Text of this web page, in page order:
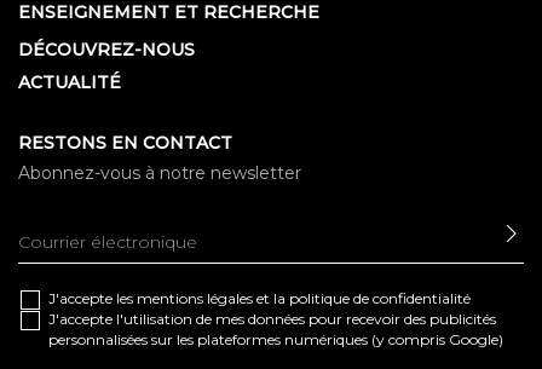
ENSEIGNEMENT ET RECHERCHE
DÉCOUVREZ-NOUS
ACTUALITÉ
RESTONS EN CONTACT
Abonnez-vous à notre newsletter
J'accepte les mentions légales et la politique de confidentialité
J'accepte l'utilisation de mes données pour recevoir des publicités
personnalisées sur les plateformes numériques (y compris Google)